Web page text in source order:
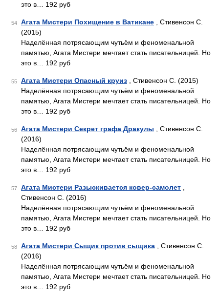
это в… 192 руб
54 Агата Мистери Похищение в Ватикане , Стивенсон С.
(2015)
Наделённая потрясающим чутьём и феноменальной
памятью, Агата Мистери мечтает стать писательницей. Но
это в… 192 руб
55 Агата Мистери Опасный круиз , Стивенсон С. (2015)
Наделённая потрясающим чутьём и феноменальной
памятью, Агата Мистери мечтает стать писательницей. Но
это в… 192 руб
56 Агата Мистери Секрет графа Дракулы , Стивенсон С.
(2016)
Наделённая потрясающим чутьём и феноменальной
памятью, Агата Мистери мечтает стать писательницей. Но
это в… 192 руб
57 Агата Мистери Разыскивается ковер-самолет
Стивенсон С. (2016)
Наделённая потрясающим чутьём и феноменальной
памятью, Агата Мистери мечтает стать писательницей. Но
это в… 192 руб
58 Агата Мистери Сыщик против сыщика , Стивенсон С.
(2016)
Наделённая потрясающим чутьём и феноменальной
памятью, Агата Мистери мечтает стать писательницей. Но
это в… 192 руб